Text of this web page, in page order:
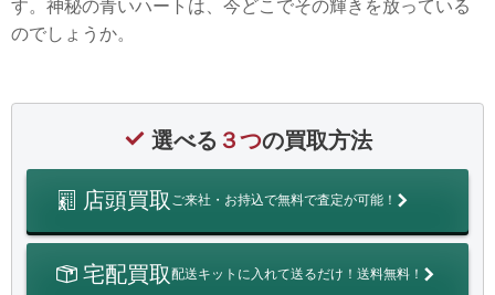
す。神秘の青いハートは、今どこでその輝きを放っている
のでしょうか。
選べる ３つの買取方法
店頭買取 ご来社・お持込で無料で査定が可能！
宅配買取配送キットに入れて送るだけ！送料無料！